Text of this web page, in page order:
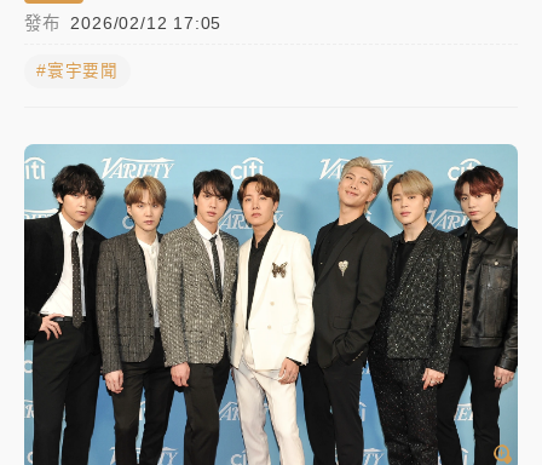
油價持續凍漲！ 中油宣布下周一汽柴油價格維持不變
有片｜ 白海豚暴風圈逼近！新北淡水赫見龍捲風 榕樹
連根拔起
中颱白海豚風雨來了！中部以北防豪雨 今晚、明天影
響最劇烈
白海豚逼近！北市水門只出不進 未移置車輛最高罰
4800＋拖吊費
發布 2026/02/12 17:05
#寰宇要聞